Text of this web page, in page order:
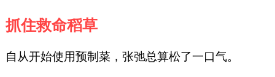
抓住救命稻草
自从开始使用预制菜，张弛总算松了一口气。